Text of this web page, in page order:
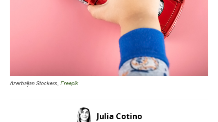
Azerbaijan Stockers, Freepik
Julia Cotino